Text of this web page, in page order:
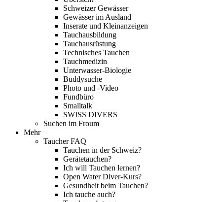
Schweizer Gewässer
Gewässer im Ausland
Inserate und Kleinanzeigen
Tauchausbildung
Tauchausrüstung
Technisches Tauchen
Tauchmedizin
Unterwasser-Biologie
Buddysuche
Photo und -Video
Fundbüro
Smalltalk
SWISS DIVERS
Suchen im Froum
Mehr
Taucher FAQ
Tauchen in der Schweiz?
Gerätetauchen?
Ich will Tauchen lernen?
Open Water Diver-Kurs?
Gesundheit beim Tauchen?
Ich tauche auch?